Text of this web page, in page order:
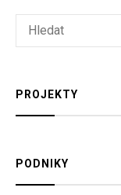
Search
HLEDAT
PROJEKTY
PODNIKY